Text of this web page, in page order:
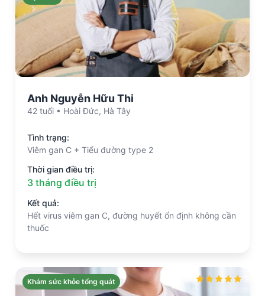
Anh Nguyễn Hữu Thi
42 tuổi • Hoài Đức, Hà Tây
Tình trạng:
Viêm gan C + Tiểu đường type 2
Thời gian điều trị:
3 tháng điều trị
Kết quả:
Hết virus viêm gan C, đường huyết ổn định không cần
thuốc
Khám sức khỏe tổng quát